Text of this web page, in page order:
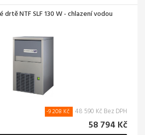
NTF SLF 130 W - chlazení vodou
-9 208 Kč 48 590 Kč Bez DPH
58 794 Kč